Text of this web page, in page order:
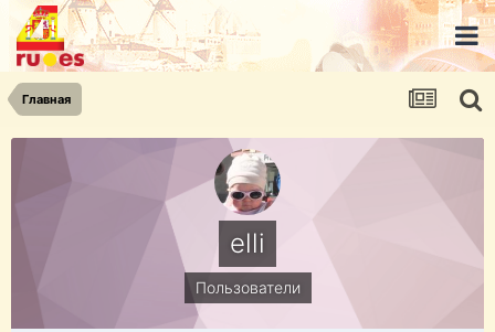
Главная
elli
Пользователи